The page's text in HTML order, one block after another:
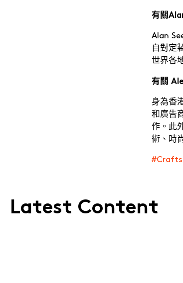
有關
Alan
自對定
世界各
有關
身為香
和廣告
作。此
術、時
Latest Content
I wish to
提交